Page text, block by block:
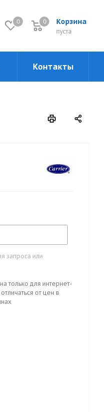
0 Корзина
0
пуста
0
Контакты
запроса или
только для интернет-
от цен в